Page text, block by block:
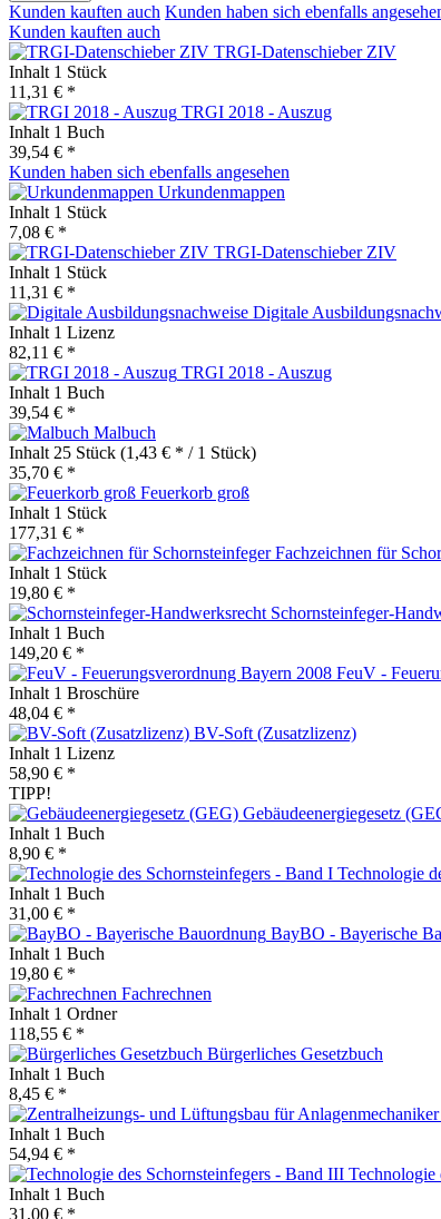
Kunden kauften auch Kunden haben sich ebenfalls
Kunden kauften auch
TRGI-Datenschieber ZIV
Inhalt 1 Stück
11,31 € *
TRGI 2018 - Auszug
Inhalt 1 Buch
39,54 € *
Kunden haben sich ebenfalls angesehen
Urkundenmappen
Inhalt 1 Stück
7,08 € *
TRGI-Datenschieber ZIV
Inhalt 1 Stück
11,31 € *
Digitale
Inhalt 1 Lizenz
82,11 € *
TRGI 2018 - Auszug
Inhalt 1 Buch
39,54 € *
Malbuch
Inhalt 25 Stück (1,43 € * / 1 Stück)
35,70 € *
Feuerkorb groß
Inhalt 1 Stück
177,31 € *
Fachzeichnen für
Inhalt 1 Stück
19,80 € *
Schornsteinfeger-
Inhalt 1 Buch
149,20 € *
FeuV -
Inhalt 1 Broschüre
48,04 € *
BV-Soft (Zusatzlizenz)
Inhalt 1 Lizenz
58,90 € *
TIPP!
Gebäudeenergiegesetz
Inhalt 1 Buch
8,90 € *
Technologie
Inhalt 1 Buch
31,00 € *
BayBO - Bayerische
Inhalt 1 Buch
19,80 € *
Fachrechnen
Inhalt 1 Ordner
118,55 € *
Bürgerliches Gesetzbuch
Inhalt 1 Buch
8,45 € *
Inhalt 1 Buch
54,94 € *
Technologie
Inhalt 1 Buch
31,00 € *